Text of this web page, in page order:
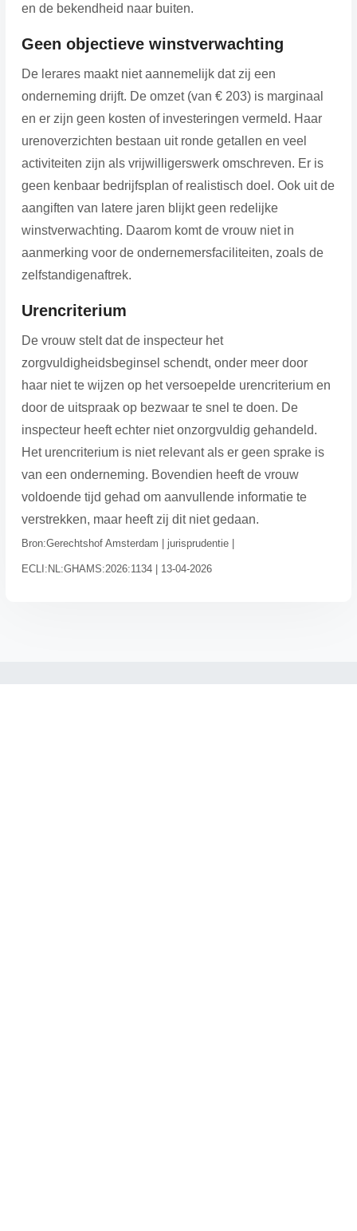
en de bekendheid naar buiten.
Geen objectieve winstverwachting
De lerares maakt niet aannemelijk dat zij een
onderneming drijft. De omzet (van € 203) is marginaal
en er zijn geen kosten of investeringen vermeld. Haar
urenoverzichten bestaan uit ronde getallen en veel
activiteiten zijn als vrijwilligerswerk omschreven. Er is
geen kenbaar bedrijfsplan of realistisch doel. Ook uit de
aangiften van latere jaren blijkt geen redelijke
winstverwachting. Daarom komt de vrouw niet in
aanmerking voor de ondernemersfaciliteiten, zoals de
zelfstandigenaftrek.
Urencriterium
De vrouw stelt dat de inspecteur het
zorgvuldigheidsbeginsel schendt, onder meer door
haar niet te wijzen op het versoepelde urencriterium en
door de uitspraak op bezwaar te snel te doen. De
inspecteur heeft echter niet onzorgvuldig gehandeld.
Het urencriterium is niet relevant als er geen sprake is
van een onderneming. Bovendien heeft de vrouw
voldoende tijd gehad om aanvullende informatie te
verstrekken, maar heeft zij dit niet gedaan.
Bron:Gerechtshof Amsterdam | jurisprudentie |
ECLI:NL:GHAMS:2026:1134 | 13-04-2026